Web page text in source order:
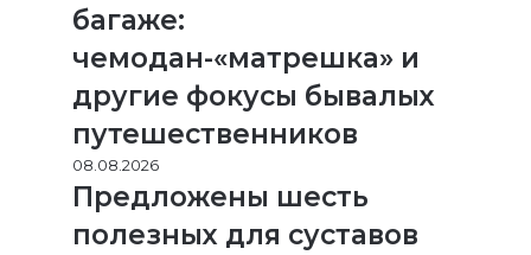
багаже:
чемодан-«матрешка» и
другие фокусы бывалых
путешественников
08.08.2026
Предложены шесть
полезных для суставов